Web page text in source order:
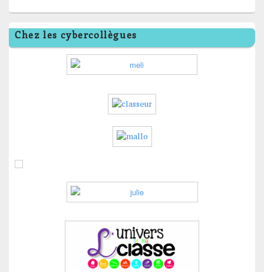
Chez les cybercollègues